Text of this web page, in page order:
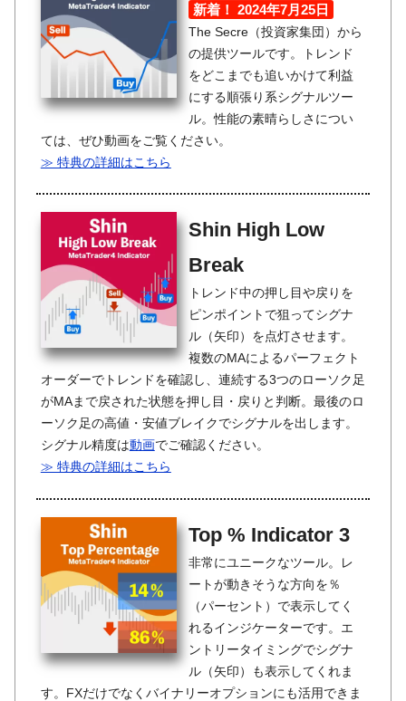
新着！ 2024年7月25日
The Secre（投資家集団）から
の提供ツールです。トレンド
をどこまでも追いかけて利益
にする順張り系シグナルツー
ル。性能の素晴らしさについ
ては、ぜひ動画をご覧ください。
≫ 特典の詳細はこちら
Shin High Low
Break
トレンド中の押し目や戻りを
ピンポイントで狙ってシグナ
ル（矢印）を点灯させます。
複数のMAによるパーフェクト
オーダーでトレンドを確認し、連続する3つのローソク足
がMAまで戻された状態を押し目・戻りと判断。最後のロ
ーソク足の高値・安値ブレイクでシグナルを出します。
シグナル精度は動画でご確認ください。
≫ 特典の詳細はこちら
Top % Indicator 3
非常にユニークなツール。レ
ートが動きそうな方向を％
（パーセント）で表示してく
れるインジケーターです。エ
ントリータイミングでシグナ
ル（矢印）も表示してくれま
す。FXだけでなくバイナリーオプションにも活用できま